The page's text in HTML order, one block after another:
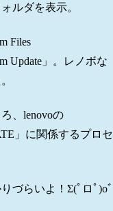
ルダを表示。
Files
Update」。レノボな
、lenovoの
」に関係するプロセ
づらいよ！Σ(ﾟロﾟ)oﾞ